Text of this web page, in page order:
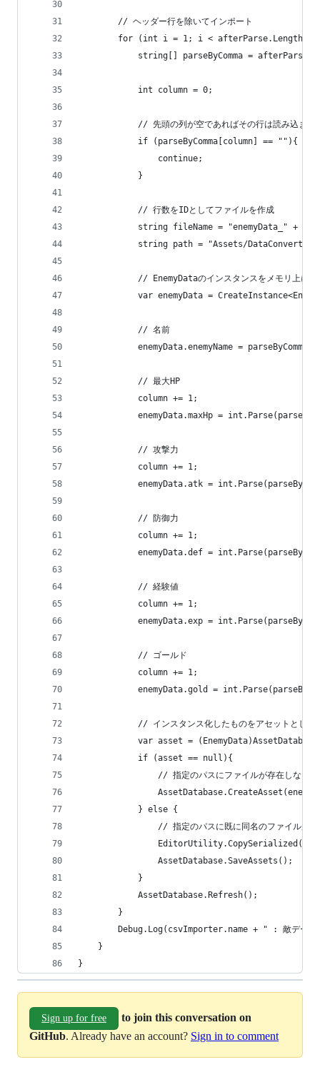
		// ヘッダー行を除いてインポート
for (int i = 1; i < afterParse.Length;
string[] parseByComma =
			int column = 0;
// 先頭の列が空であればその行は読み込まな
			if (parseByComma[column] == ""){
				continue;
			}
			// 行数をIDとしてファイルを作成
string fileName = "enemyData_" +
string path = "Assets/
// EnemyDataのインスタンスをメモリ上に作
var enemyData =
			// 名前
enemyData.enemyName =
			// 最大HP
			column += 1;
enemyData.maxHp =
			// 攻撃力
			column += 1;
enemyData.atk =
			// 防御力
			column += 1;
enemyData.def =
			// 経験値
			column += 1;
enemyData.exp =
			// ゴールド
			column += 1;
enemyData.gold =
// インスタンス化したものをアセットとして
var asset =
			if (asset == null){
// 指定のパスにファイルが存在しない
			} else {
// 指定のパスに既に同名のファイルが
				AssetDatabase.SaveAssets();
			}
			AssetDatabase.Refresh();
		}
Debug.Log(csvImporter.name + " : 敵データ
	}
}
Sign up for free
to join this conversation on
GitHub. Already have an account? Sign in to comment